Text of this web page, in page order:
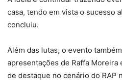
casa, tendo em vista o sucesso
concluiu.
Além das lutas, o evento
apresentações de Raffa Moreira
de destaque no cenário do RAP